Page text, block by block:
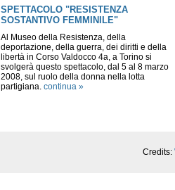
SPETTACOLO "RESISTENZA
SOSTANTIVO FEMMINILE"
Al Museo della Resistenza, della
deportazione, della guerra, dei diritti e della
libertà in Corso Valdocco 4a, a Torino si
svolgerà questo spettacolo, dal 5 al 8 marzo
2008, sul ruolo della donna nella lotta
partigiana. continua »
Credits: